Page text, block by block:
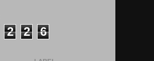
2 2 6